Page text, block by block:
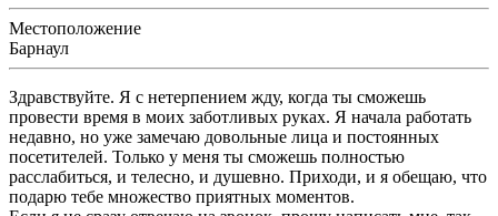
Местоположение
Барнаул
Здравствуйте. Я с нетерпением жду, когда ты сможешь
провести время в моих заботливых руках. Я начала работать
недавно, но уже замечаю довольные лица и постоянных
посетителей. Только у меня ты сможешь полностью
расслабиться, и телесно, и душевно. Приходи, и я обещаю, что
подарю тебе множество приятных моментов.